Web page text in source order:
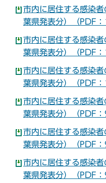
市内に居住する感染
葉県発表分）（PDF：
市内に居住する感染
葉県発表分）（PDF：
市内に居住する感染
葉県発表分）（PDF：
市内に居住する感染
葉県発表分）（PDF：
市内に居住する感染
葉県発表分）（PDF：
市内に居住する感染
葉県発表分）（PDF：